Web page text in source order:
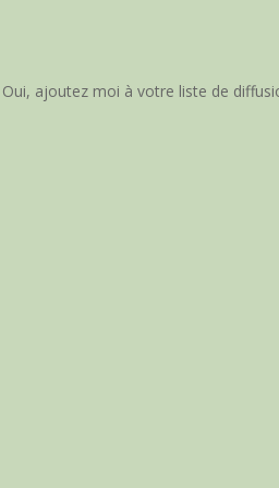
Oui, ajoutez moi à votre liste de